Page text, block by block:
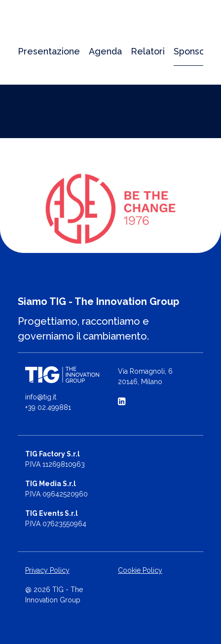
Presentazione Agenda Relatori Sponsor
Siamo TIG - The Innovation Group
Progettiamo, raccontiamo e
governiamo il cambiamento.
info@tig.it
+39 02.499881
Via Romagnoli, 6
20146, Milano
TIG Factory S.r.l
P.IVA 11269810963
TIG Media S.r.l
P.IVA 09642520960
TIG Events S.r.l
P.IVA 07623550964
Privacy Policy Cookie Policy
@ 2026 TIG - The
Innovation Group